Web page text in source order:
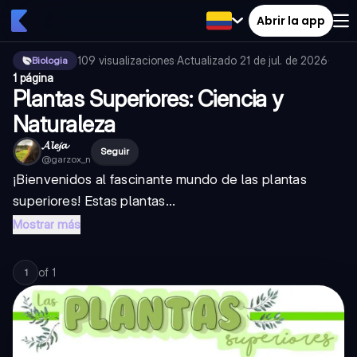
Abrir la app
Biologia 109 visualizaciones·Actualizado 21 de jul. de 2026·
1 página
Plantas Superiores: Ciencia y
Naturaleza
𝓐𝓵𝓮𝓳𝓪
@garzox_n
Seguir
¡Bienvenidos al fascinante mundo de las plantas
superiores! Estas plantas...
Mostrar más
1 of 1